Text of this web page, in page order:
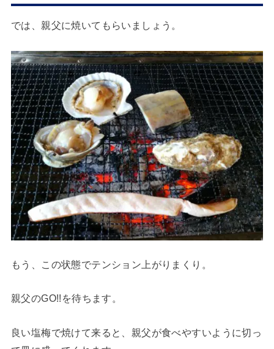
では、親父に焼いてもらいましょう。
もう、この状態でテンション上がりまくり。
親父のGO!!を待ちます。
良い塩梅で焼けて来ると、親父が食べやすいように切っ